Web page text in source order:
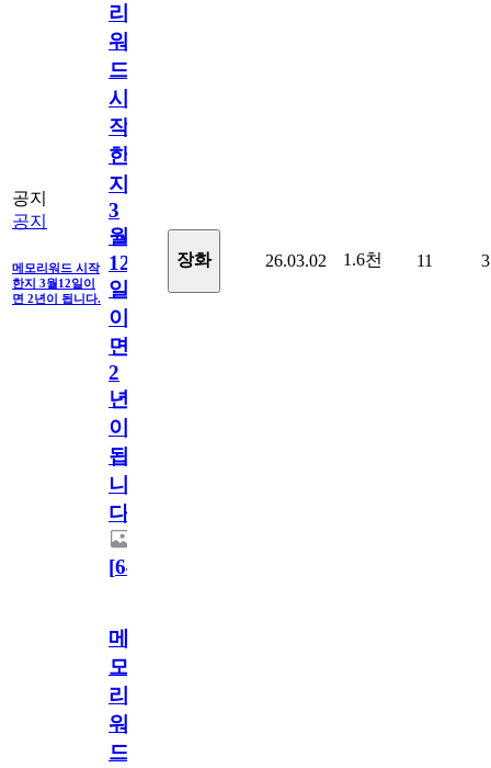
공지
공지
메모리워드 시작
한지 3월12일이
면 2년이 됩니다.
리
워
드
시
작
한
지
3
월
12
일
이
면
2
년
이
됩
니
다.
[64
장화 26.03.02 1.6천 11 3
메
모
리
워
드